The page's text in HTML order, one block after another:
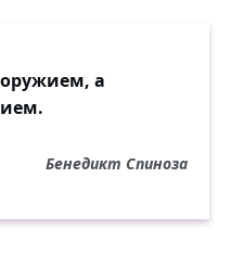
а
Бенедикт Спиноза